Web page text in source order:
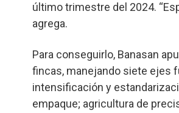
último trimestre del 2024.
agrega.
Para conseguirlo, Banasan
fincas, manejando siete ejes
intensificación y
empaque; agricultura de